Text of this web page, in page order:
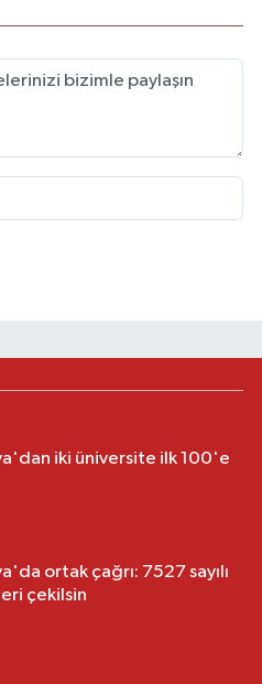
iki üniversite ilk 100'e
ortak çağrı: 7527 sayılı
çekilsin